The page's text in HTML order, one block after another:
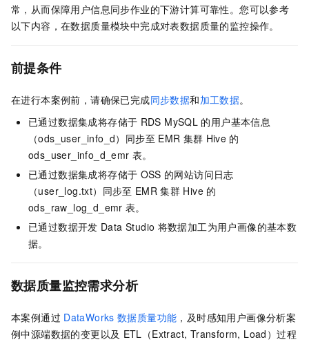
常，从而保障用户信息同步作业的下游计算可靠性。您可以参考
以下内容，在数据质量模块中完成对表数据质量的监控操作。
前提条件
在进行本案例前，请确保已完成同步数据和加工数据。
已通过数据集成将存储于 RDS MySQL 的用户基本信息
（ods_user_info_d）同步至 EMR 集群 Hive 的
ods_user_info_d_emr 表。
已通过数据集成将存储于 OSS 的网站访问日志
（user_log.txt）同步至 EMR 集群 Hive 的
ods_raw_log_d_emr 表。
已通过数据开发 Data Studio 将数据加工为用户画像的基本数
据。
数据质量监控需求分析
本案例通过 DataWorks 数据质量功能 ，及时感知用户画像分析案
例中源端数据的变更以及 ETL（Extract, Transform, Load）过程